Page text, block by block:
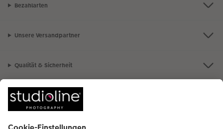
Bezahlarten
Unsere Versandpartner
Qualität & Sicherheit
Nachhaltigkeit bei CEWE
Mein Fotoservice